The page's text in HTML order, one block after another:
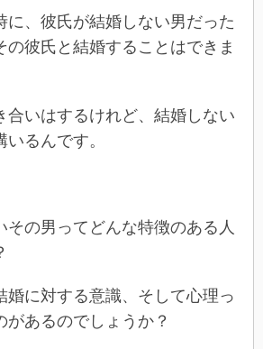
、彼氏が結婚しない男だった
彼氏と結婚することはできま
合いはするけれど、結婚しない
るんです。
その男ってどんな特徴のある人
婚に対する意識、そして心理っ
があるのでしょうか？